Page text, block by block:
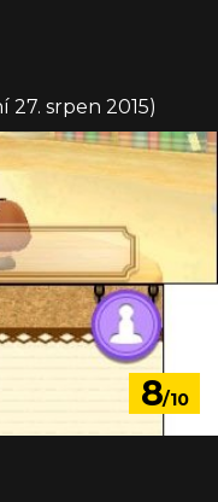
27. srpen 2015)
8/10